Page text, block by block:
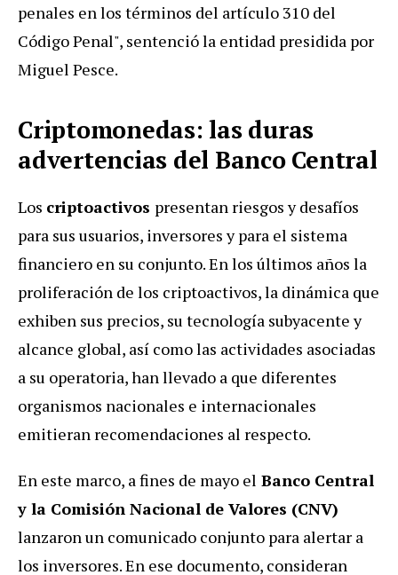
penales en los términos del artículo 310 del
Código Penal", sentenció la entidad presidida por
Miguel Pesce.
Criptomonedas: las duras
advertencias del Banco Central
Los criptoactivos presentan riesgos y desafíos
para sus usuarios, inversores y para el sistema
financiero en su conjunto. En los últimos años la
proliferación de los criptoactivos, la dinámica que
exhiben sus precios, su tecnología subyacente y
alcance global, así como las actividades asociadas
a su operatoria, han llevado a que diferentes
organismos nacionales e internacionales
emitieran recomendaciones al respecto.
En este marco, a fines de mayo el Banco Central
y la Comisión Nacional de Valores (CNV)
lanzaron un comunicado conjunto para alertar a
los inversores. En ese documento, consideran